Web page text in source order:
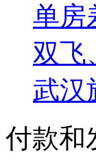
单房
双飞
武汉
付款和